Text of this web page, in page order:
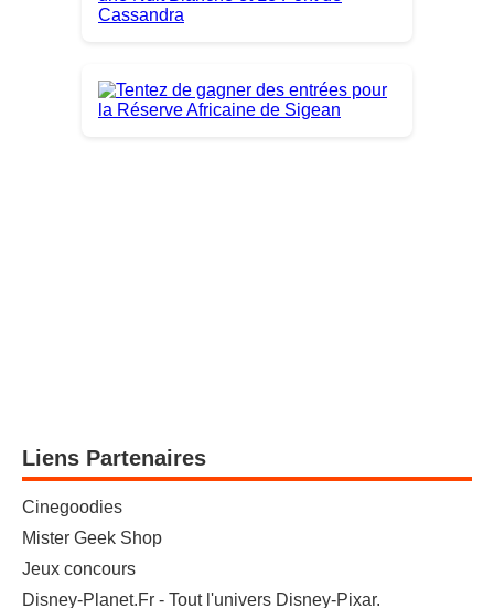
Liens Partenaires
Cinegoodies
Mister Geek Shop
Jeux concours
Disney-Planet.Fr - Tout l'univers Disney-Pixar.